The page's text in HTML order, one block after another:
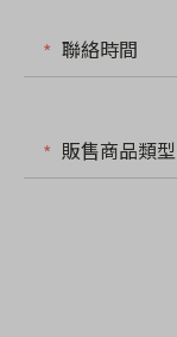
聯絡時間
販售商品類型